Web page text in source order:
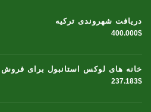
دریافت شهروندی ترکیه
400.000$
خانه های لوکس استانبول برای فروش
237.183$